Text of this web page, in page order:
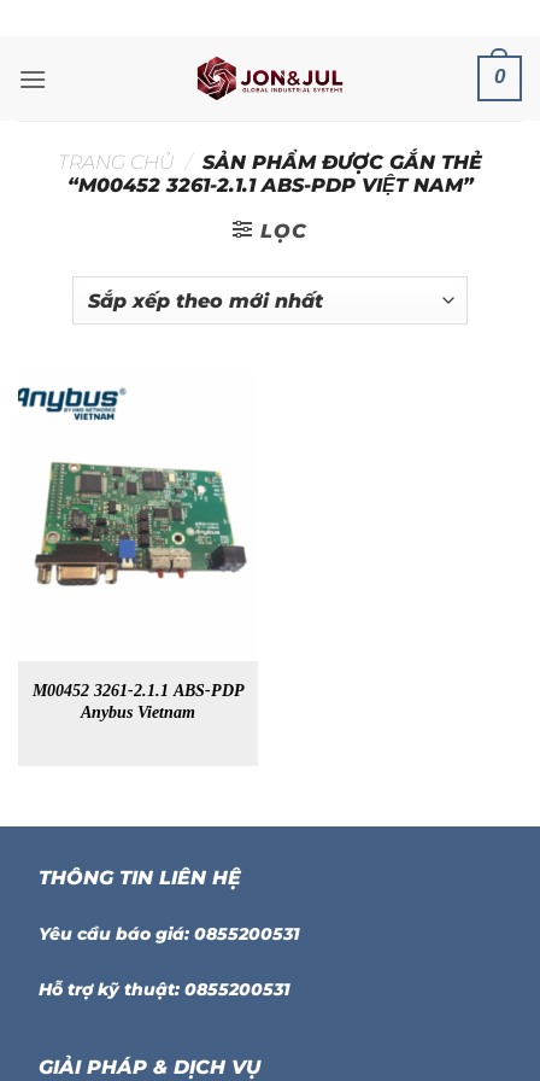
nội
0
TRANG CHỦ / SẢN PHẨM ĐƯỢC GẮN THẺ
“M00452 3261-2.1.1 ABS-PDP VIỆT NAM”
LỌC
M00452 3261-2.1.1 ABS-PDP
Anybus Vietnam
THÔNG TIN LIÊN HỆ
Yêu cầu báo giá: 0855200531
Hỗ trợ kỹ thuật: 0855200531
GIẢI PHÁP & DỊCH VỤ